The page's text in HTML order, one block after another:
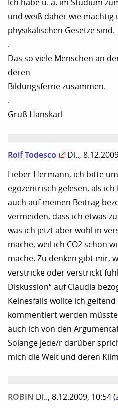
Ich habe u. a. im Studium
und weiß daher wie
physikalischen Gesetze sind.
.
Das so viele Menschen an
deren
Bildungsferne zusammen.
.
Gruß Hanskarl
Rolf Todesco Di..,
Lieber Hermann, ich bitte
egozentrisch gelesen, als
auch auf meinen Beitrag
vermeiden, dass ich etwas
was ich jetzt aber wohl in
mache, weil ich CO2 schon
mache. Zu denken gibt mir,
verstricke oder verstrickt
Diskussion“ auf Claudia
Keinesfalls wollte ich
kommentiert werden
auch ich von den
Solange jede/r darüber
mich die Welt und deren
ROBIN Di.., 8.12.2009, 10:54 (